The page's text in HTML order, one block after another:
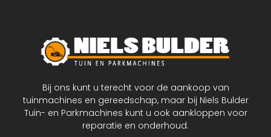
Bij ons kunt u terecht voor de aankoop van
tuinmachines en gereedschap, maar bij Niels Bulder
Tuin- en Parkmachines kunt u ook aankloppen voor
reparatie en onderhoud.